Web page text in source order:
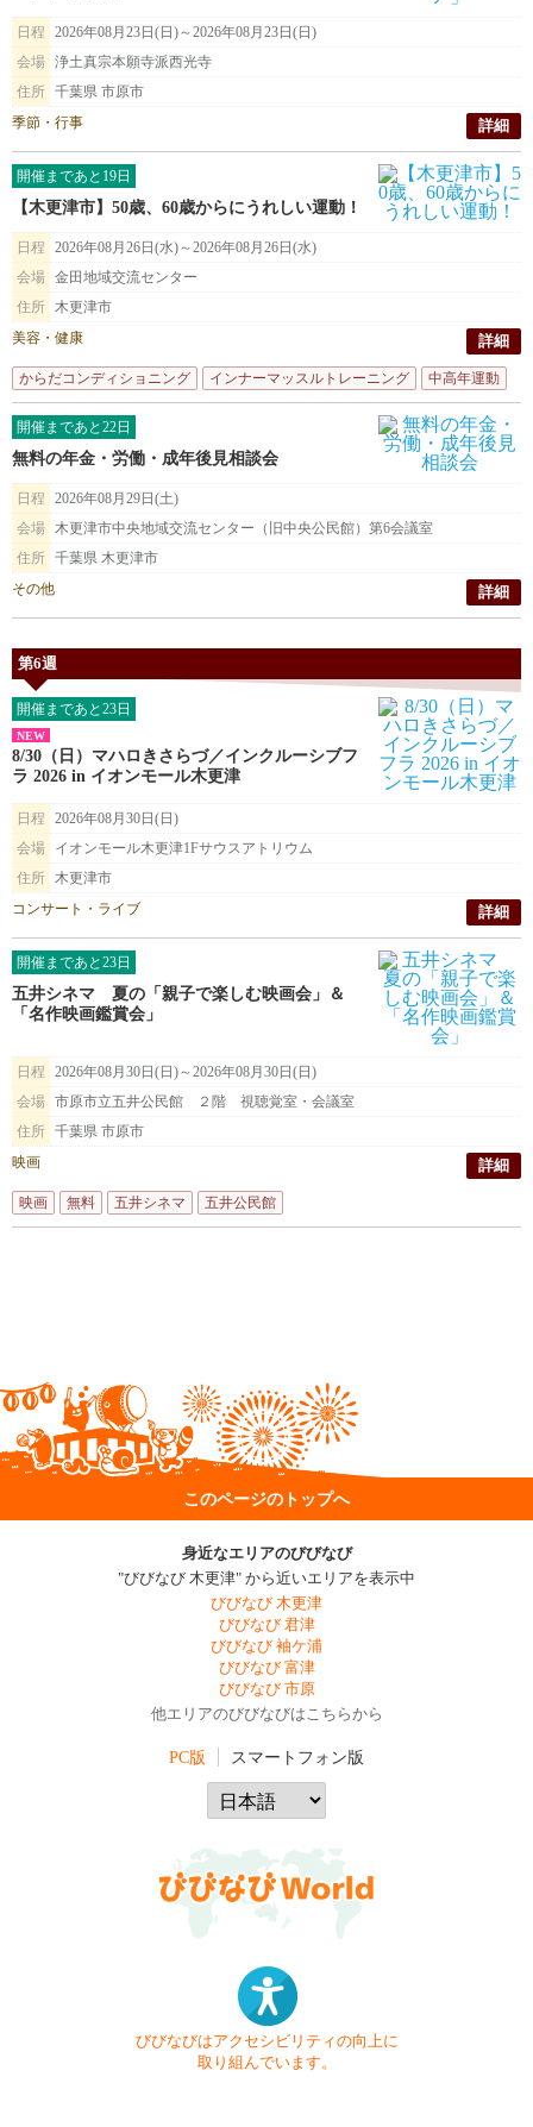
日程
2026年08月23日(日)～2026年08月23日(日)
会場 浄土真宗本願寺派西光寺
住所 千葉県 市原市
季節・行事
詳細
開催まであと19日
【木更津市】50歳、60歳からにうれしい運動！
日程
2026年08月26日(水)～2026年08月26日(水)
会場 金田地域交流センター
住所 木更津市
美容・健康
詳細
からだコンディショニング インナーマッスルトレーニング 中高年運動
開催まであと22日
無料の年金・労働・成年後見相談会
日程
2026年08月29日(土)
会場 木更津市中央地域交流センター（旧中央公民館）第6会議室
住所 千葉県 木更津市
その他
詳細
第6週
開催まであと23日
NEW
8/30（日）マハロきさらづ／インクルーシブフ
ラ 2026 in イオンモール木更津
日程
2026年08月30日(日)
会場
イオンモール木更津1Fサウスアトリウム
住所 木更津市
コンサート・ライブ
詳細
開催まであと23日
五井シネマ 夏の「親子で楽しむ映画会」＆
「名作映画鑑賞会」
日程
2026年08月30日(日)～2026年08月30日(日)
会場 市原市立五井公民館 ２階 視聴覚室・会議室
住所 千葉県 市原市
映画
詳細
映画 無料 五井シネマ 五井公民館
このページのトップへ
身近なエリアのびびなび
"びびなび 木更津" から近いエリアを表示中
びびなび 木更津
びびなび 君津
びびなび 袖ケ浦
びびなび 富津
びびなび 市原
他エリアのびびなびはこちらから
PC版 スマートフォン版
びびなびはアクセシビリティの向上に
取り組んでいます。